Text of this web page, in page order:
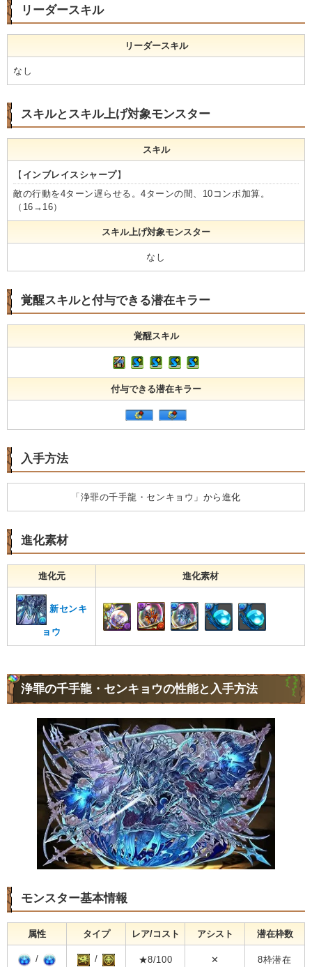
リーダースキル
リーダースキル
なし
スキルとスキル上げ対象モンスター
スキル
【 インブレイスシャープ】
敵の行動を4ターン遅らせる。4ターンの間、10コンボ加算。
（16→16）
スキル上げ対象モンスター
なし
覚醒スキルと付与できる潜在キラー
覚醒スキル
付与できる潜在キラー
入手方法
「浄罪の千手龍・センキョウ」から進化
進化素材
進化元 進化素材
新センキ
ョウ
浄罪の千手龍・センキョウの性能と入手方法
モンスター基本情報
属性 タイプ レア/コスト アシスト 潜在枠数
/ / ★8/100 ✕ 8枠潜在